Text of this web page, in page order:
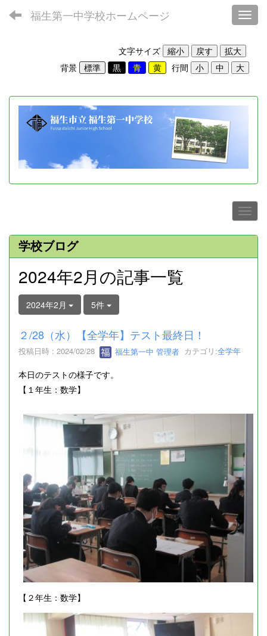
福生第一中学校ホームページ
文字サイズ
背景
行間
学校ブログ
2024年2月の記事一覧
2024年2月 5件
２/28（水）【全学年】テスト最終日！
投稿日時 : 2024/02/28 福生第一中 管理者 カテゴリ:全学年
本日のテストの様子です。
【１年生：数学】
【２年生：数学】